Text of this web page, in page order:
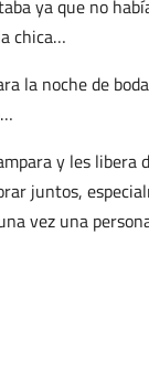
ya que no
chica…
la noche de
y les libera
juntos,
vez una